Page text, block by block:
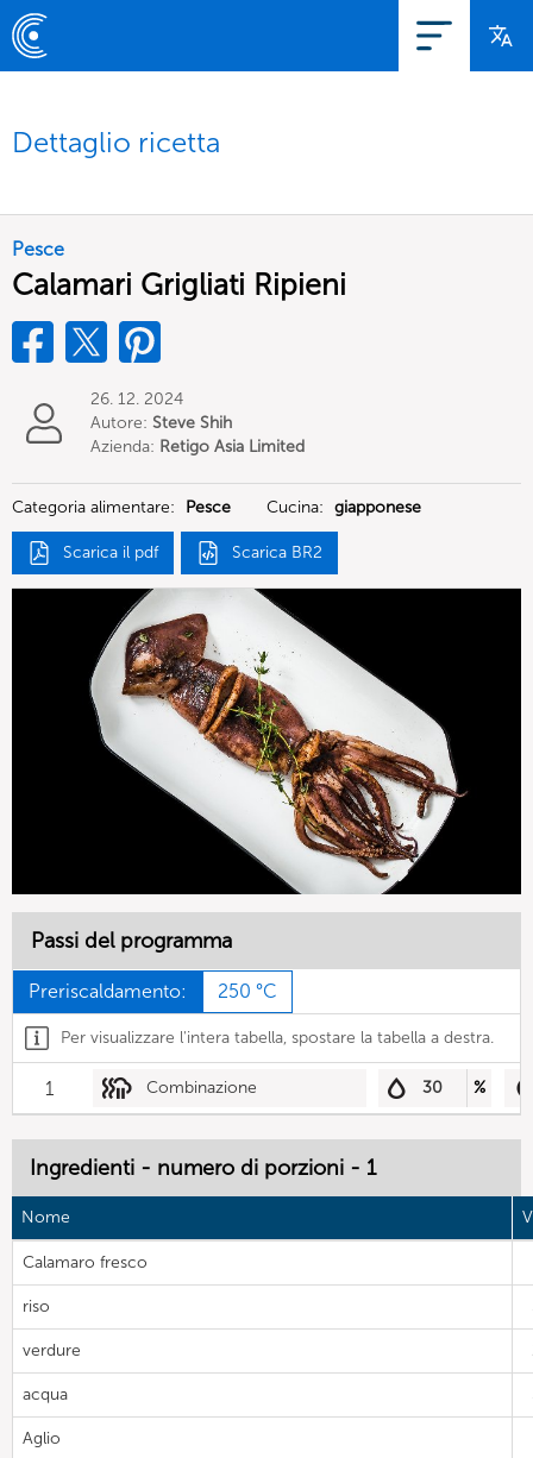
Dettaglio ricetta
Pesce
Calamari Grigliati Ripieni
26. 12. 2024
Autore: Steve Shih
Azienda: Retigo Asia Limited
Categoria alimentare: Pesce Cucina: giapponese
Scarica il pdf Scarica BR2
Passi del programma
Preriscaldamento: 250 °C
Per visualizzare l'intera tabella, spostare la tabella a destra.
1 Combinazione 30 %
Ingredienti - numero di porzioni - 1
Nome
Calamaro fresco
riso
verdure
acqua
Aglio